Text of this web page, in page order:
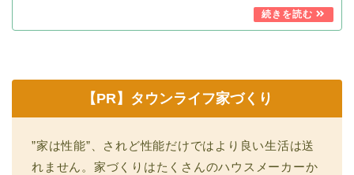
【PR】タウンライフ家づくり
”家は性能”、されど性能だけではより良い生活は送
れません。家づくりはたくさんのハウスメーカーか